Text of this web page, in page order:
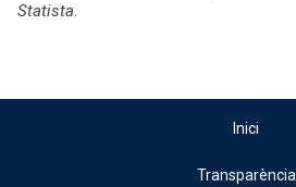
Statista.
Inici
Transparència